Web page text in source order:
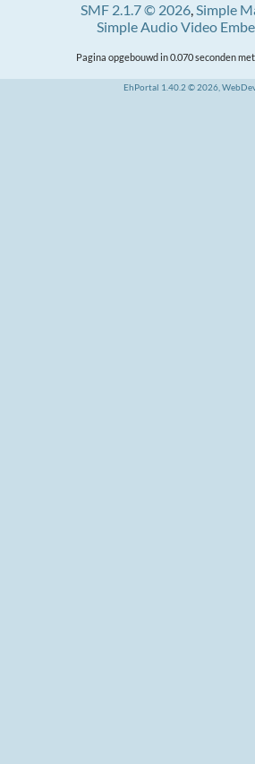
SMF 2.1.7 © 2026,Simple
Simple Audio Video
Pagina opgebouwd in 0.070 seconden
EhPortal 1.40.2 © 2026,